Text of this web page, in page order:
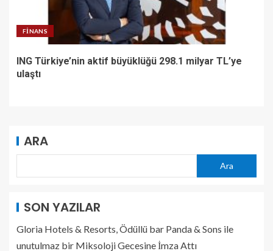
FINANS
ING Türkiye’nin aktif büyüklüğü 298.1 milyar TL’ye
ulaştı
ARA
Ara
SON YAZILAR
Gloria Hotels & Resorts, Ödüllü bar Panda & Sons ile
unutulmaz bir Miksoloji Gecesine İmza Attı